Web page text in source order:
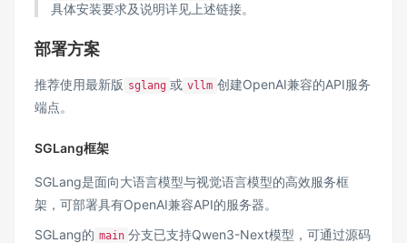
具体安装要求及说明详见上述链接。
部署方案
推荐使用最新版 sglang 或 vllm 创建OpenAI兼容的API服务
端点。
SGLang框架
SGLang是面向大语言模型与视觉语言模型的高效服务框
架，可部署具有OpenAI兼容API的服务器。
SGLang的 main 分支已支持Qwen3-Next模型，可通过源码